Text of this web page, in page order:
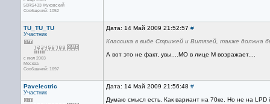
50RS433 Жуковский
Сообщений: 1052
TU_TU_TU
Участник
с июл 2003
Москва
Сообщений: 1697
Дата: 14 Май 2009 21:52:57 #
Классика в виде Стрижей и Витязей, также должна
А вот это не факт, увы....МО в лице М возражает....
Pavelectric
Участник
Дата: 14 Май 2009 21:56:48 #
Думаю смысл есть. Как вариант на 70ке. Но не на LPD